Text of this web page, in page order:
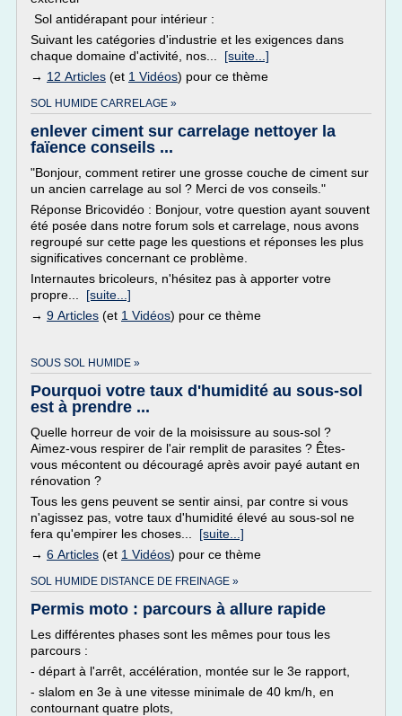
Sol antidérapant pour intérieur :
Suivant les catégories d'industrie et les exigences dans
chaque domaine d'activité, nos... [suite...]
→ 12 Articles (et 1 Vidéos) pour ce thème
SOL HUMIDE CARRELAGE »
enlever ciment sur carrelage nettoyer la
faïence conseils ...
"Bonjour, comment retirer une grosse couche de ciment sur
un ancien carrelage au sol ? Merci de vos conseils."
Réponse Bricovidéo : Bonjour, votre question ayant souvent
été posée dans notre forum sols et carrelage, nous avons
regroupé sur cette page les questions et réponses les plus
significatives concernant ce problème.
Internautes bricoleurs, n'hésitez pas à apporter votre
propre... [suite...]
→ 9 Articles (et 1 Vidéos) pour ce thème
SOUS SOL HUMIDE »
Pourquoi votre taux d'humidité au sous-sol
est à prendre ...
Quelle horreur de voir de la moisissure au sous-sol ?
Aimez-vous respirer de l'air remplit de parasites ? Êtes-
vous mécontent ou découragé après avoir payé autant en
rénovation ?
Tous les gens peuvent se sentir ainsi, par contre si vous
n'agissez pas, votre taux d'humidité élevé au sous-sol ne
fera qu'empirer les choses... [suite...]
→ 6 Articles (et 1 Vidéos) pour ce thème
SOL HUMIDE DISTANCE DE FREINAGE »
Permis moto : parcours à allure rapide
Les différentes phases sont les mêmes pour tous les
parcours :
- départ à l'arrêt, accélération, montée sur le 3e rapport,
- slalom en 3e à une vitesse minimale de 40 km/h, en
contournant quatre plots,